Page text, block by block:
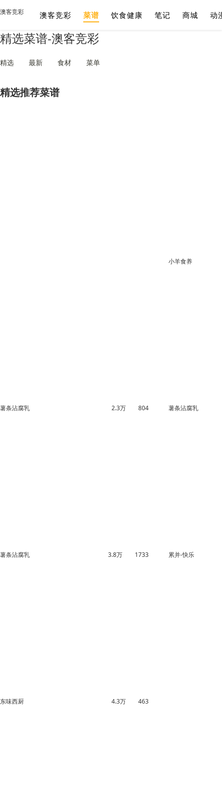
精选菜谱-澳客竞彩
澳客竞彩 澳客竞彩 菜谱 饮食健康 笔记 商城 动
精选 最新 食材 菜单
精选推荐菜谱
小羊食养
薯条沾腐乳 2.3万 804 薯条沾腐乳
薯条沾腐乳 3.8万 1733 累并-快乐
东味西厨 4.3万 463